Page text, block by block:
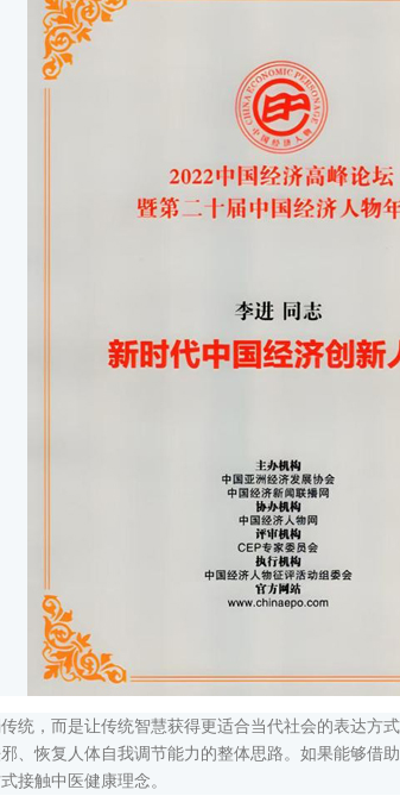
，而是让传统智慧获得更适合当代社会的表达方
、恢复人体自我调节能力的整体思路。如果能够借
接触中医健康理念。